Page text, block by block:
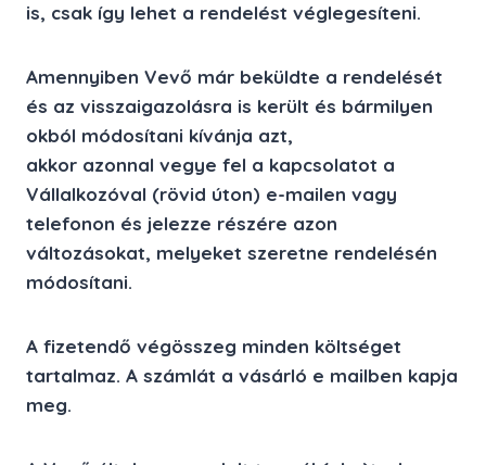
is, csak így lehet a rendelést véglegesíteni.
Amennyiben Vevő már beküldte a rendelését
és az visszaigazolásra is került és bármilyen
okból módosítani kívánja azt,
akkor azonnal vegye fel a kapcsolatot a
Vállalkozóval (rövid úton) e-mailen vagy
telefonon és jelezze részére azon
változásokat, melyeket szeretne rendelésén
módosítani.
A fizetendő végösszeg minden költséget
tartalmaz. A számlát a vásárló e mailben kapja
meg.